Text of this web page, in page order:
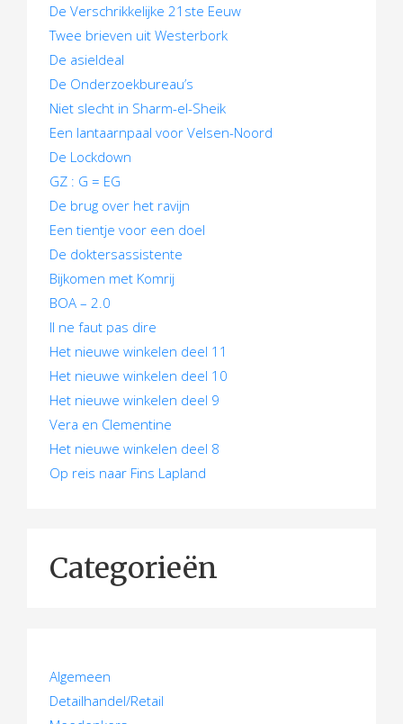
De Verschrikkelijke 21ste Eeuw
Twee brieven uit Westerbork
De asieldeal
De Onderzoekbureau’s
Niet slecht in Sharm-el-Sheik
Een lantaarnpaal voor Velsen-Noord
De Lockdown
GZ : G = EG
De brug over het ravijn
Een tientje voor een doel
De doktersassistente
Bijkomen met Komrij
BOA – 2.0
Il ne faut pas dire
Het nieuwe winkelen deel 11
Het nieuwe winkelen deel 10
Het nieuwe winkelen deel 9
Vera en Clementine
Het nieuwe winkelen deel 8
Op reis naar Fins Lapland
Categorieën
Algemeen
Detailhandel/Retail